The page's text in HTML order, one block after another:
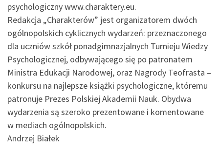
psychologiczny www.charaktery.eu.
Redakcja „Charakterów” jest organizatorem dwóch
ogólnopolskich cyklicznych wydarzeń: przeznaczonego
dla uczniów szkół ponadgimnazjalnych Turnieju Wiedzy
Psychologicznej, odbywającego się po patronatem
Ministra Edukacji Narodowej, oraz Nagrody Teofrasta –
konkursu na najlepsze książki psychologiczne, któremu
patronuje Prezes Polskiej Akademii Nauk. Obydwa
wydarzenia są szeroko prezentowane i komentowane
w mediach ogólnopolskich.
Andrzej Białek